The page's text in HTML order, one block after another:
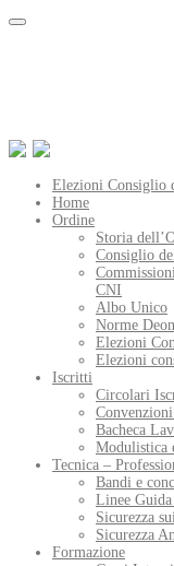
Elezioni Consiglio
Home
Ordine
Storia
Consiglio
CNI
Albo Unico
Norme
Elezioni
Elezioni
Iscritti
Circolari
Bacheca
Modulistica
Tecnica –
Bandi e
Linee
Sicurezza
Sicurezza
Formazione